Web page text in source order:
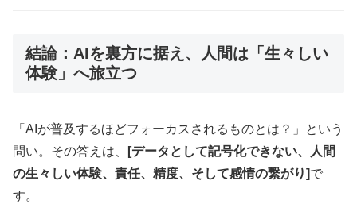
結論：AIを裏方に据え、人間は「生々しい
体験」へ旅立つ
「AIが普及するほどフォーカスされるものとは？」という
問い。その答えは、
[データとして記号化できない、人間
の生々しい体験、責任、精度、そして感情の繋がり]で
す。